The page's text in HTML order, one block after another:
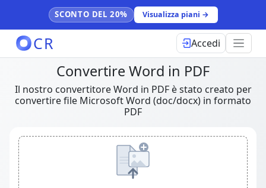
SCONTO DEL 20% Visualizza piani →
CR Accedi
Convertire Word in PDF
Il nostro convertitore Word in PDF è stato creato per
convertire file Microsoft Word (doc/docx) in formato
PDF